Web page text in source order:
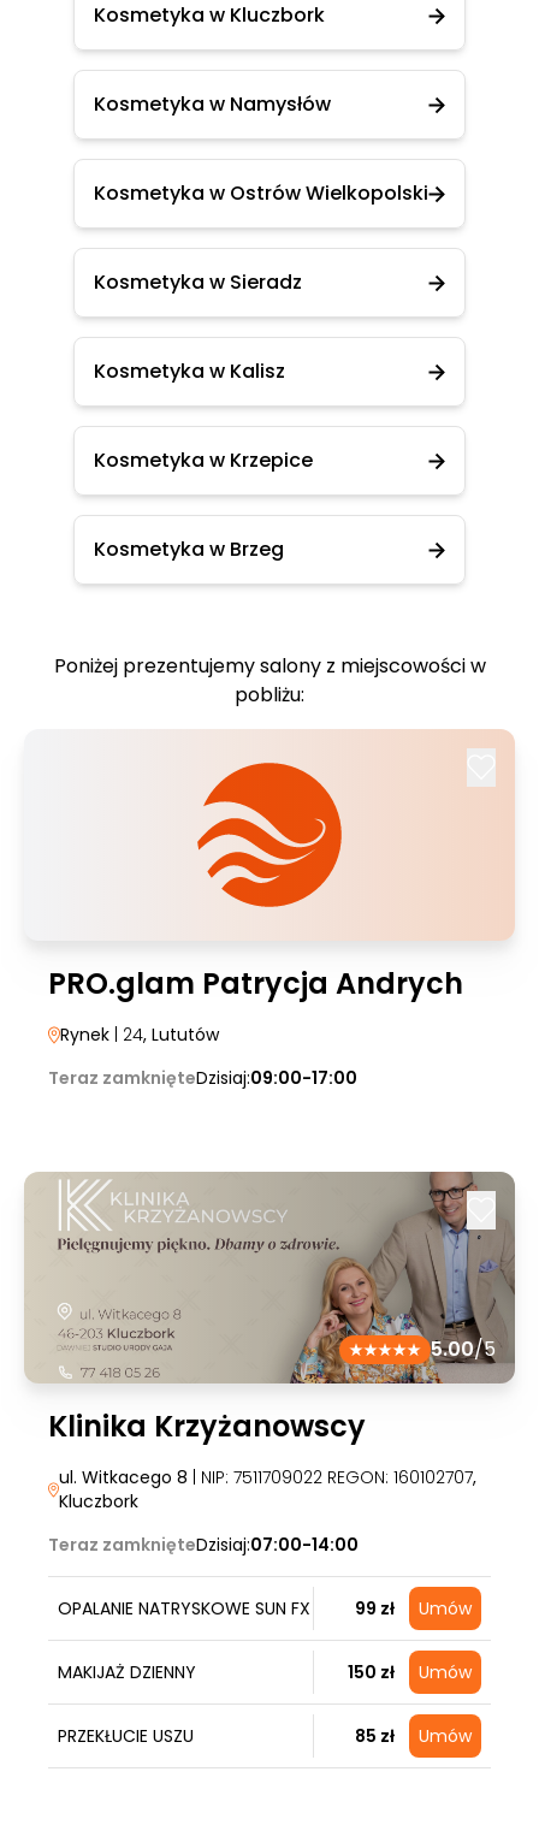
Kosmetyka w Kluczbork
Kosmetyka w Namysłów
Kosmetyka w Ostrów Wielkopolski
Kosmetyka w Sieradz
Kosmetyka w Kalisz
Kosmetyka w Krzepice
Kosmetyka w Brzeg
Poniżej prezentujemy salony z miejscowości w
pobliżu:
PRO.glam Patrycja Andrych
Rynek | 24, Lututów
Teraz zamknięteDzisiaj:09:00-17:00
5.00/5
Klinika Krzyżanowscy
ul. Witkacego 8 | NIP: 7511709022 REGON: 160102707,
Kluczbork
Teraz zamknięteDzisiaj:07:00-14:00
OPALANIE NATRYSKOWE SUN FX 99 zł Umów
MAKIJAŻ DZIENNY 150 zł Umów
PRZEKŁUCIE USZU 85 zł Umów